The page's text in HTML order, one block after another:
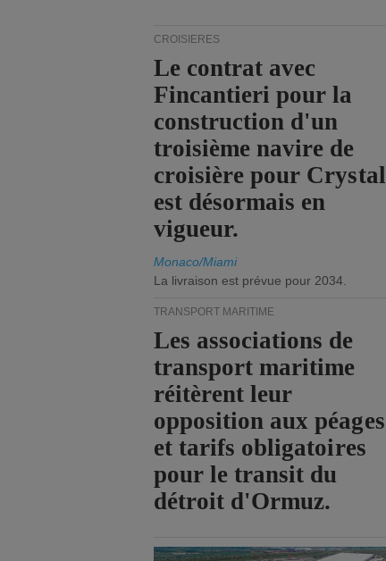
CROISIÈRES
Le contrat avec
Fincantieri pour la
construction d'un
troisième navire de
croisière pour Crystal
est désormais en
vigueur.
Monaco/Miami
La livraison est prévue pour 2034.
TRANSPORT MARITIME
Les associations de
transport maritime
réitèrent leur
opposition aux péages
et tarifs obligatoires
pour le transit du
détroit d'Ormuz.